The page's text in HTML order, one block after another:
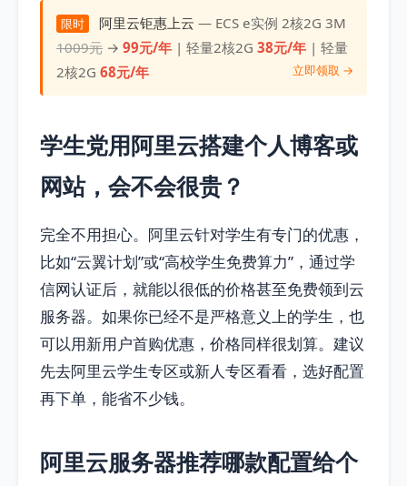
限时 阿里云钜惠上云 — ECS e实例 2核2G 3M
1009元 →99元/年 | 轻量2核2G38元/年 | 轻量
2核2G68元/年 立即领取 →
学生党用阿里云搭建个人博客或
网站，会不会很贵？
完全不用担心。阿里云针对学生有专门的优惠，
比如“云翼计划”或“高校学生免费算力”，通过学
信网认证后，就能以很低的价格甚至免费领到云
服务器。如果你已经不是严格意义上的学生，也
可以用新用户首购优惠，价格同样很划算。建议
先去阿里云学生专区或新人专区看看，选好配置
再下单，能省不少钱。
阿里云服务器推荐哪款配置给个